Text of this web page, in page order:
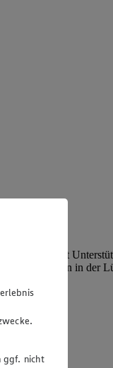
der Zeit. Mit
in Inzmühlen in der
ggf. nicht